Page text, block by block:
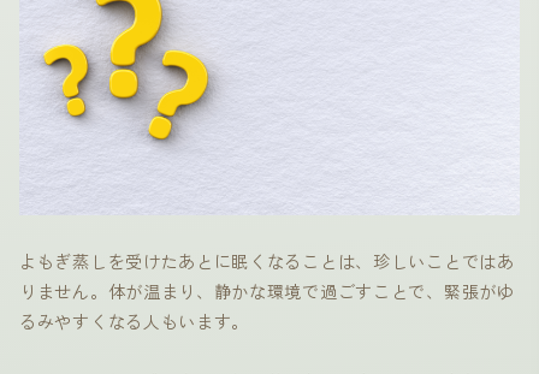
よもぎ蒸しを受けたあとに眠くなることは、珍しいことではあ
りません。体が温まり、静かな環境で過ごすことで、緊張がゆ
るみやすくなる人もいます。